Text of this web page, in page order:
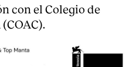
con el Colegio de